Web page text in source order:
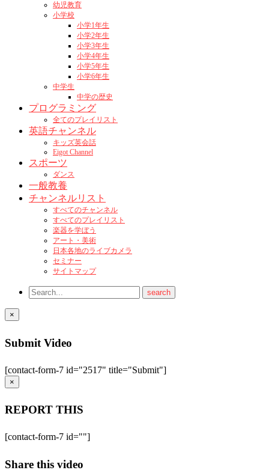
幼児教育
小学校
小学1年生
小学2年生
小学3年生
小学4年生
小学5年生
小学6年生
中学生
中学の歴史
プログラミング
全てのプレイリスト
英語チャンネル
キッズ英会話
Eigot Channel
スポーツ
ダンス
一般教養
チャンネルリスト
すべてのチャンネル
すべてのプレイリスト
楽器を学ぼう
アート・美術
日本各地のライブカメラ
セミナー
サイトマップ
×
Submit Video
[contact-form-7 id="2517" title="Submit"]
×
REPORT THIS
[contact-form-7 id=""]
Share this video